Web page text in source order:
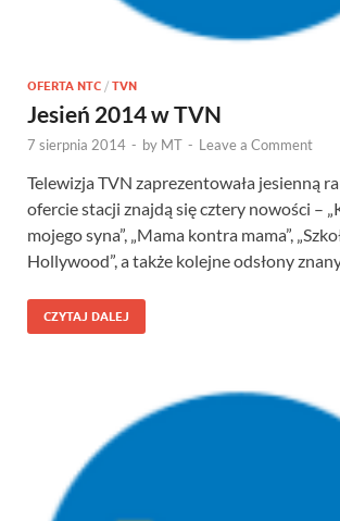
OFERTA NTC / TVN
Jesień 2014 w TVN
7 sierpnia 2014 - by MT - Leave a Comment
Telewizja TVN zaprezentowała jesienną
ofercie stacji znajdą się cztery nowości –
mojego syna”, „Mama kontra mama”,
Hollywood”, a także kolejne odsłony
CZYTAJ DALEJ